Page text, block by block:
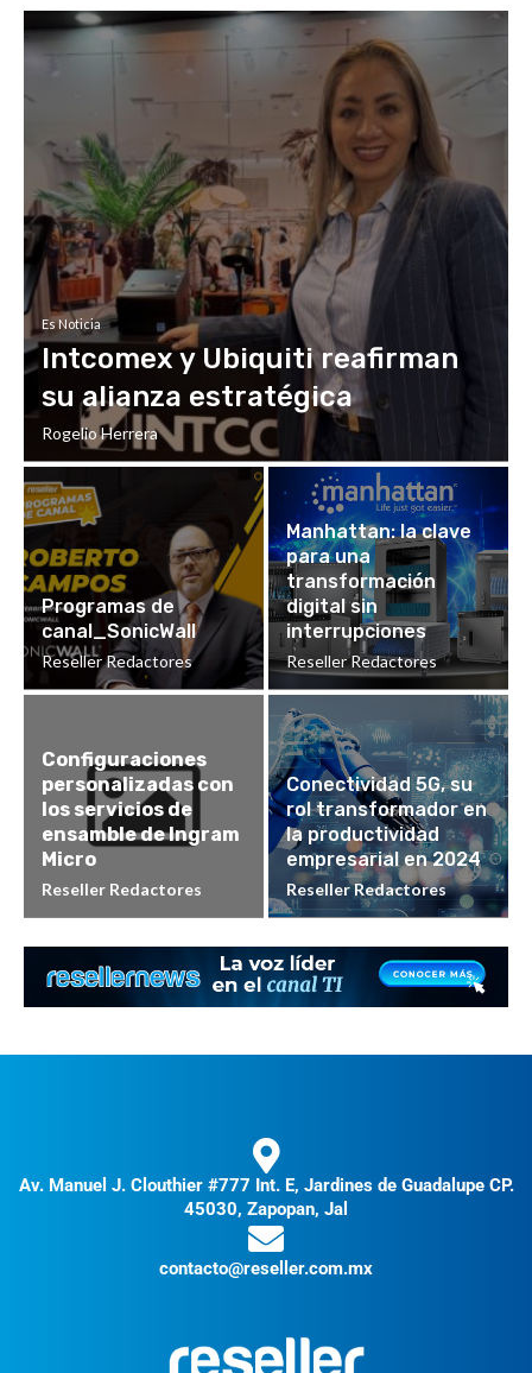
Es Noticia
Intcomex y Ubiquiti reafirman
su alianza estratégica
Rogelio Herrera
Programas de
canal_SonicWall
Reseller Redactores
Manhattan: la clave
para una
transformación
digital sin
interrupciones
Reseller Redactores
Configuraciones
personalizadas con
los servicios de
ensamble de Ingram
Micro
Reseller Redactores
Conectividad 5G, su
rol transformador en
la productividad
empresarial en 2024
Reseller Redactores
Av. Manuel J. Clouthier #777 Int. E, Jardines de Guadalupe CP.
45030, Zapopan, Jal
contacto@reseller.com.mx